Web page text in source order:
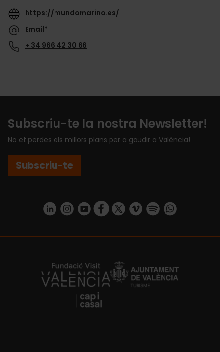
https://mundomarino.es/
Email*
+ 34 966 42 30 66
Subscriu-te la nostra Newsletter!
No et perdes els millors plans per a gaudir a València!
Subscriu-te
https://www.linkedin.com/company/turismo-valencia/mycompany/
https://www.instagram.com/visit_valencia/
https://www.youtube.com/user/
https://www.facebook.com/
https://twitter.com/
https://vimeo.com/
https://https://api.whatsapp.com/
https://fundacion.visitvalencia.com/